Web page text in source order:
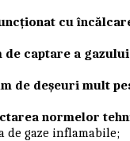
cu
de captare a
de deșeuri mult
normelor
de gaze inflamabile;